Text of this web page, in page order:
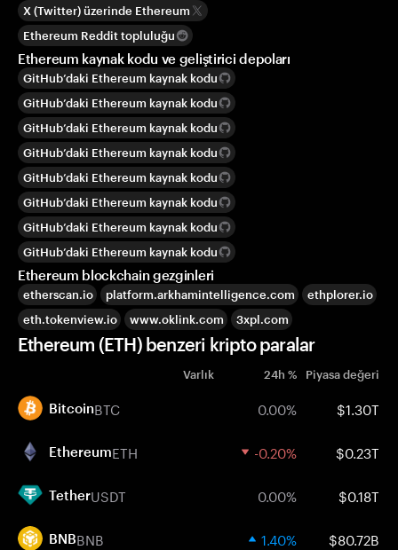
X (Twitter) üzerinde Ethereum
Ethereum Reddit topluluğu
Ethereum kaynak kodu ve geliştirici depoları
GitHub’daki Ethereum kaynak kodu
GitHub’daki Ethereum kaynak kodu
GitHub’daki Ethereum kaynak kodu
GitHub’daki Ethereum kaynak kodu
GitHub’daki Ethereum kaynak kodu
GitHub’daki Ethereum kaynak kodu
GitHub’daki Ethereum kaynak kodu
GitHub’daki Ethereum kaynak kodu
Ethereum blockchain gezginleri
etherscan.io platform.arkhamintelligence.com
ethplorer.io
eth.tokenview.io
www.oklink.com 3xpl.com
Ethereum (ETH) benzeri kripto paralar
Varlık 24h % Piyasa değeri
BitcoinBTC 0.00% $1.30T
EthereumETH -0.20% $0.23T
TetherUSDT 0.00% $0.18T
BNBBNB 1.40% $80.72B